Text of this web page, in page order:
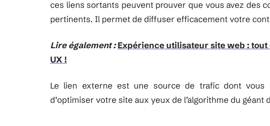
ces liens sortants peuvent prouver que vous avez des
pertinents. Il permet de diffuser efficacement votre
Lire également : Expérience utilisateur site web :
UX !
Le lien externe est une source de trafic dont vous
d’optimiser votre site aux yeux de l’algorithme du